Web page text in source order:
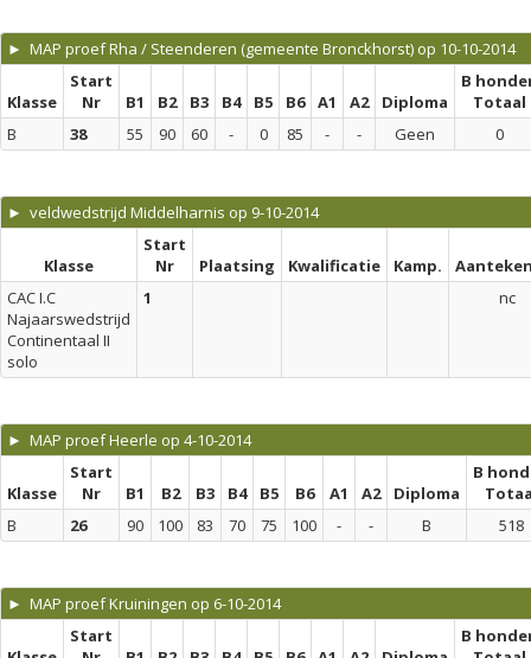
► MAP proef Rha / Steenderen (gemeente Bronckhorst) op 10-10-2014
Klasse
Start
Nr
B1 B2 B3 B4 B5 B6 A1 A2 Diploma
B
Totaal
B
38 55 90 60 - 0 85 - - Geen 0
► veldwedstrijd Middelharnis op 9-10-2014
Klasse
Start
Nr
Plaatsing Kwalificatie Kamp.
CAC I.C
Najaarswedstrijd
Continentaal II
solo
1 nc
► MAP proef Heerle op 4-10-2014
Klasse
Start
Nr
B1 B2 B3 B4 B5 B6 A1 A2 Diploma
B
B
26 90 100 83 70 75 100 - - B 518
► MAP proef Kruiningen op 6-10-2014
Start
B